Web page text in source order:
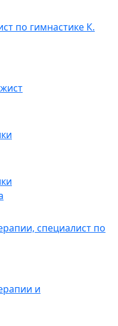
по гимнастике К.
специалист по
и